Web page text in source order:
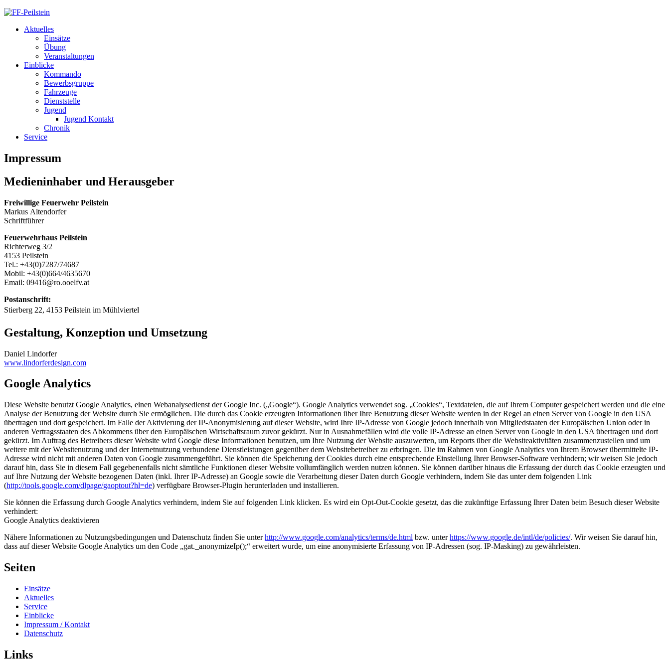
Aktuelles
Einsätze
Übung
Veranstaltungen
Einblicke
Kommando
Bewerbsgruppe
Fahrzeuge
Dienststelle
Jugend
Jugend Kontakt
Chronik
Service
Impressum
Medieninhaber und Herausgeber
Freiwillige Feuerwehr Peilstein
Markus Altendorfer
Schriftführer
Feuerwehrhaus Peilstein
Richterweg 3/2
4153 Peilstein
Tel.: +43(0)7287/74687
Mobil: +43(0)664/4635670
Email: 09416@ro.ooelfv.at
Postanschrift:
Stierberg 22, 4153 Peilstein im Mühlviertel
Gestaltung, Konzeption und Umsetzung
Daniel Lindorfer
www.lindorferdesign.com
Google Analytics
Diese Website benutzt Google Analytics, einen Webanalysedienst der Google Inc. („Google“). Google Analytics verwendet sog. „Cookies“, Textdateien, die auf Ihrem Computer gespeichert werden und die eine
Analyse der Benutzung der Website durch Sie ermöglichen. Die durch das Cookie erzeugten Informationen über Ihre Benutzung dieser Website werden in der Regel an einen Server von Google in den USA
übertragen und dort gespeichert. Im Falle der Aktivierung der IP-Anonymisierung auf dieser Website, wird Ihre IP-Adresse von Google jedoch innerhalb von Mitgliedstaaten der Europäischen Union oder in
anderen Vertragsstaaten des Abkommens über den Europäischen Wirtschaftsraum zuvor gekürzt. Nur in Ausnahmefällen wird die volle IP-Adresse an einen Server von Google in den USA übertragen und dort
gekürzt. Im Auftrag des Betreibers dieser Website wird Google diese Informationen benutzen, um Ihre Nutzung der Website auszuwerten, um Reports über die Websiteaktivitäten zusammenzustellen und um
weitere mit der Websitenutzung und der Internetnutzung verbundene Dienstleistungen gegenüber dem Websitebetreiber zu erbringen. Die im Rahmen von Google Analytics von Ihrem Browser übermittelte IP-
Adresse wird nicht mit anderen Daten von Google zusammengeführt. Sie können die Speicherung der Cookies durch eine entsprechende Einstellung Ihrer Browser-Software verhindern; wir weisen Sie jedoch
darauf hin, dass Sie in diesem Fall gegebenenfalls nicht sämtliche Funktionen dieser Website vollumfänglich werden nutzen können. Sie können darüber hinaus die Erfassung der durch das Cookie erzeugten und
auf Ihre Nutzung der Website bezogenen Daten (inkl. Ihrer IP-Adresse) an Google sowie die Verarbeitung dieser Daten durch Google verhindern, indem Sie das unter dem folgenden Link
(http://tools.google.com/dlpage/gaoptout?hl=de) verfügbare Browser-Plugin herunterladen und installieren.
Sie können die Erfassung durch Google Analytics verhindern, indem Sie auf folgenden Link klicken. Es wird ein Opt-Out-Cookie gesetzt, das die zukünftige Erfassung Ihrer Daten beim Besuch dieser Website
verhindert:
Google Analytics deaktivieren
Nähere Informationen zu Nutzungsbedingungen und Datenschutz finden Sie unterhttp://www.google.com/analytics/terms/de.html bzw. unterhttps://www.google.de/intl/de/policies/. Wir weisen Sie darauf hin,
dass auf dieser Website Google Analytics um den Code „gat._anonymizeIp();“ erweitert wurde, um eine anonymisierte Erfassung von IP-Adressen (sog. IP-Masking) zu gewährleisten.
Seiten
Einsätze
Aktuelles
Service
Einblicke
Impressum / Kontakt
Datenschutz
Links